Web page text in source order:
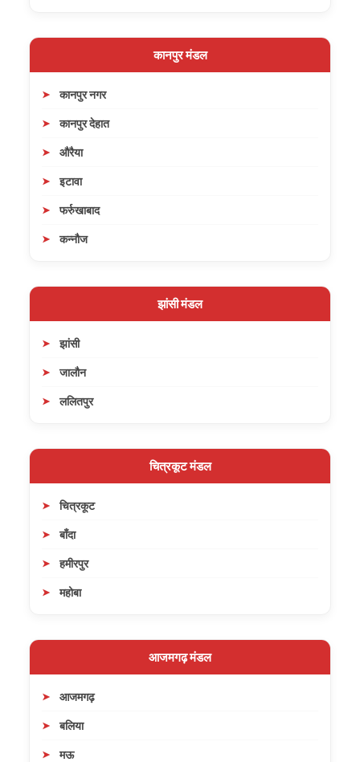
कानपुर मंडल
कानपुर नगर
कानपुर देहात
औरैया
इटावा
फर्रुखाबाद
कन्नौज
झांसी मंडल
झांसी
जालौन
ललितपुर
चित्रकूट मंडल
चित्रकूट
बाँदा
हमीरपुर
महोबा
आजमगढ़ मंडल
आजमगढ़
बलिया
मऊ